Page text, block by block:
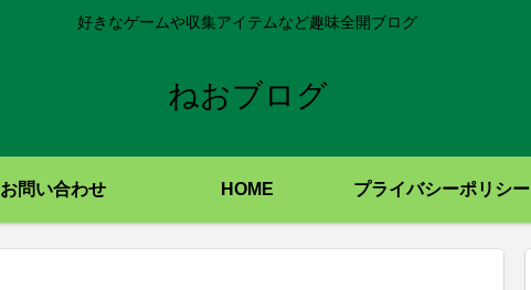
好きなゲームや収集アイテムなど趣味全開ブログ
ねおブログ
お問い合わせ HOME プライバシーポリシー